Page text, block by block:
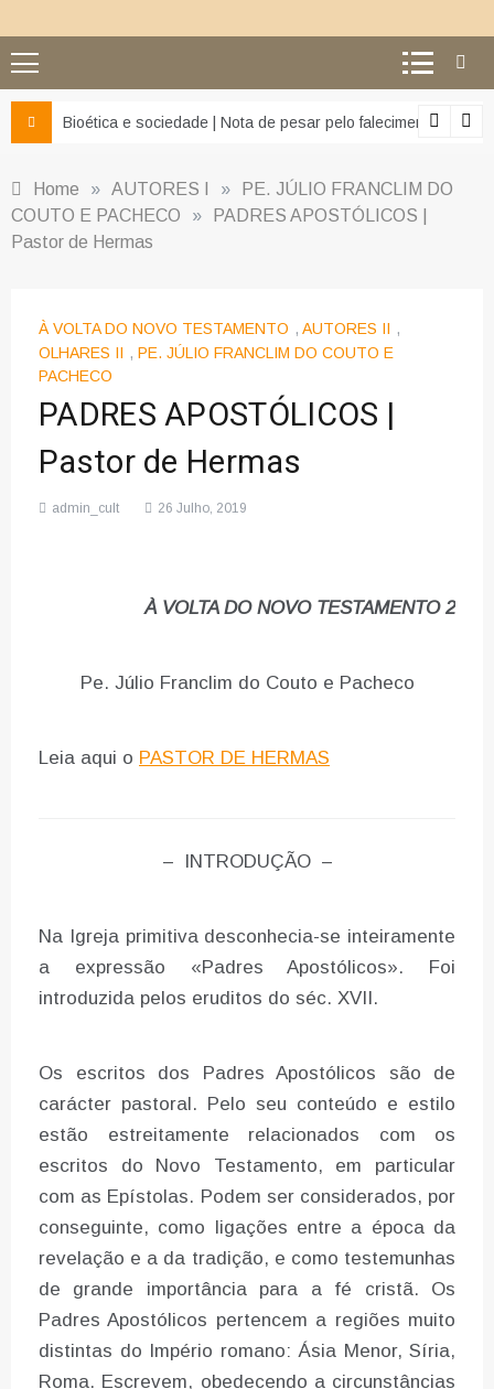
e da misericórdia’
Bioética e sociedade | Nota de pesar pelo falecimento do
Home » AUTORES I »
PE. JÚLIO FRANCLIM DO
COUTO E PACHECO
»
PADRES APOSTÓLICOS |
Pastor de Hermas
À VOLTA DO NOVO TESTAMENTO , AUTORES II ,
OLHARES II , PE. JÚLIO FRANCLIM DO COUTO E
PACHECO
PADRES APOSTÓLICOS |
Pastor de Hermas
admin_cult 26 Julho, 2019
À VOLTA DO NOVO TESTAMENTO 2
Pe. Júlio Franclim do Couto e Pacheco
Leia aqui o PASTOR DE HERMAS
– INTRODUÇÃO –
Na Igreja primitiva desconhecia-se inteiramente
a expressão «Padres Apostólicos». Foi
introduzida pelos eruditos do séc. XVII.
Os escritos dos Padres Apostólicos são de
carácter pastoral. Pelo seu conteúdo e estilo
estão estreitamente relacionados com os
escritos do Novo Testamento, em particular
com as Epístolas. Podem ser considerados, por
conseguinte, como ligações entre a época da
revelação e a da tradição, e como testemunhas
de grande importância para a fé cristã. Os
Padres Apostólicos pertencem a regiões muito
distintas do Império romano: Ásia Menor, Síria,
Roma. Escrevem, obedecendo a circunstâncias